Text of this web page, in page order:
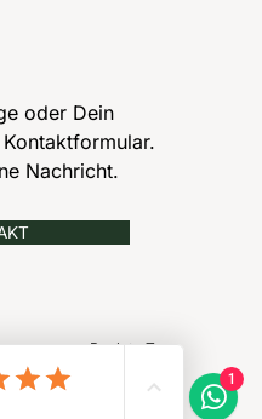
Back to Top
oder Dein
Nachricht.
1